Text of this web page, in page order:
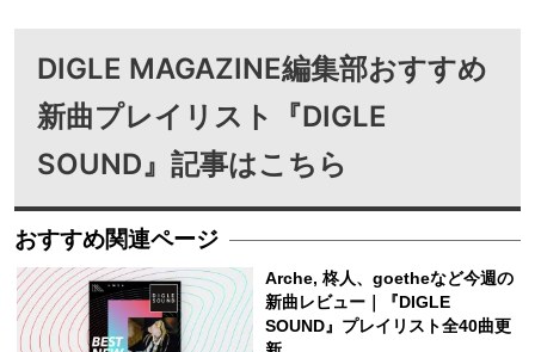
DIGLE MAGAZINE編集部おすすめ
新曲プレイリスト『DIGLE
SOUND』記事はこちら